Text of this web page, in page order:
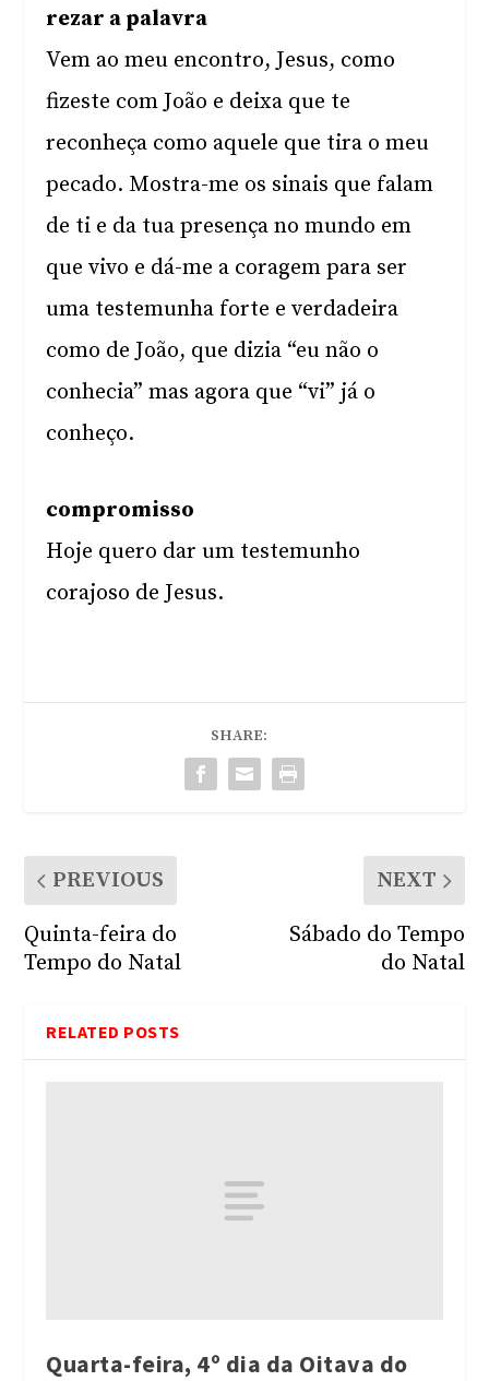
rezar a palavra
Vem ao meu encontro, Jesus, como
fizeste com João e deixa que te
reconheça como aquele que tira o meu
pecado. Mostra-me os sinais que falam
de ti e da tua presença no mundo em
que vivo e dá-me a coragem para ser
uma testemunha forte e verdadeira
como de João, que dizia “eu não o
conhecia” mas agora que “vi” já o
conheço.
compromisso
Hoje quero dar um testemunho
corajoso de Jesus.
SHARE:
PREVIOUS
Quinta-feira do
Tempo do Natal
NEXT
Sábado do Tempo
do Natal
RELATED POSTS
Quarta-feira, 4º dia da Oitava do